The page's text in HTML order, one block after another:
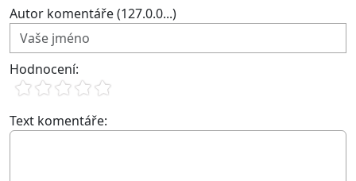
Autor komentáře (127.0.0...)
Hodnocení:
Text komentáře: